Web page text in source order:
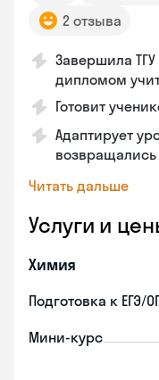
2 отзыва
Завершила
дипломом
Готовит
Адаптирует
Читать дальше
Услуги и
Химия
Подготовка к ЕГЭ/
Мини-курс